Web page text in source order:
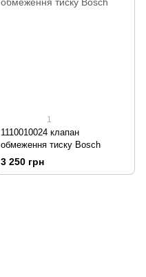
1
1110010024 клапан
обмеження тиску Bosch
3 250 грн